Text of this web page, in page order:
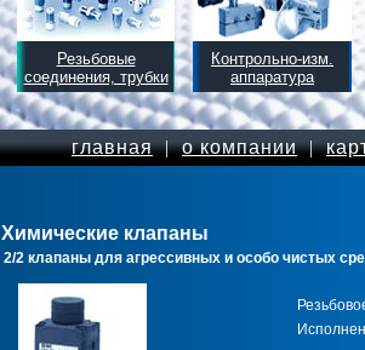
Резьбовые
соединения, трубки
Контрольно-изм.
аппаратура
главная | о компании |
Химические клапаны
2/2 клапаны для агрессивных и особо чистых